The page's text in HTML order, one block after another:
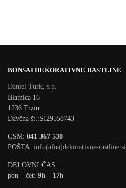
BONSAI DEKORATIVNE RASTLINE
Daniel Turk, s.p.
Blatnica 16
1236 Trzin
Davčna št.:SI29558743
GSM: 041 367 530
POŠTA: info(afna)dekorativne-rastline.si
DELOVNI ČAS:
pon – čet: 9h – 17h